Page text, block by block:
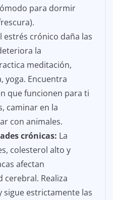
para dormir
estrés crónico daña las
la
meditación,
yoga. Encuentra
que funcionen para ti
caminar en la
con animales.
crónicas: La
colesterol alto y
afectan
cerebral. Realiza
sigue estrictamente las